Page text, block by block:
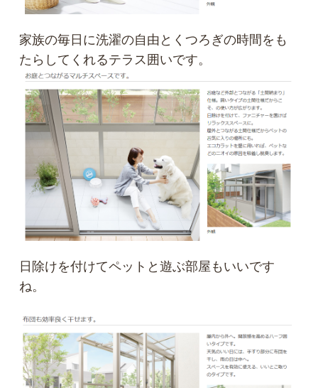
家族の毎日に洗濯の自由とくつろぎの時間をも
たらしてくれるテラス囲いです。
日除けを付けてペットと遊ぶ部屋もいいです
ね。